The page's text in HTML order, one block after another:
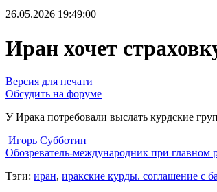
26.05.2026 19:49:00
Иран хочет
Версия для печати
Обсудить на форуме
У Ирака потребовали выслать курдские
Игорь Субботин
Обозреватель-международник при главном
Тэги: иран, иракские курды. соглашение с